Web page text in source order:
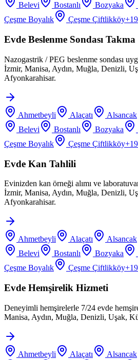
Belevi
Bostanlı Bozyaka
Çeşme Boyalık
Çeşme Çiftlikköy+
Evde Beslenme Sondası Takma
Nazogastrik / PEG beslenme sondası
İzmir, Manisa, Aydın, Muğla, Denizli,
Afyonkarahisar.
Ahmetbeyli Alaçatı Alsancak
Belevi
Bostanlı Bozyaka
Çeşme Boyalık
Çeşme Çiftlikköy+
Evde Kan Tahlili
Evinizden kan örneği alımı ve
İzmir, Manisa, Aydın, Muğla, Denizli,
Afyonkarahisar.
Ahmetbeyli Alaçatı Alsancak
Belevi
Bostanlı Bozyaka
Çeşme Boyalık
Çeşme Çiftlikköy+
Evde Hemşirelik Hizmeti
Deneyimli hemşirelerle 7/24 evde
Manisa, Aydın, Muğla, Denizli, Uşak,
Ahmetbeyli Alaçatı Alsancak